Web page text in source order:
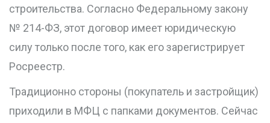
строительства. Согласно Федеральному закону
№ 214-ФЗ, этот договор имеет юридическую
силу только после того, как его зарегистрирует
Росреестр.
Традиционно стороны (покупатель и застройщик)
приходили в МФЦ с папками документов. Сейчас